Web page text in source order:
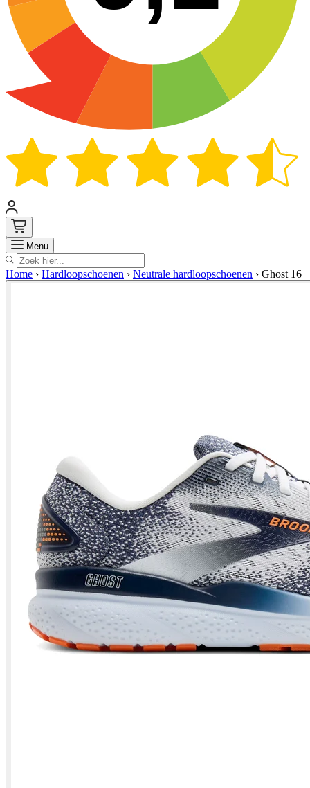
Menu Zoek
Home › Hardloopschoenen › Neutrale hardloopschoenen › Ghost 16